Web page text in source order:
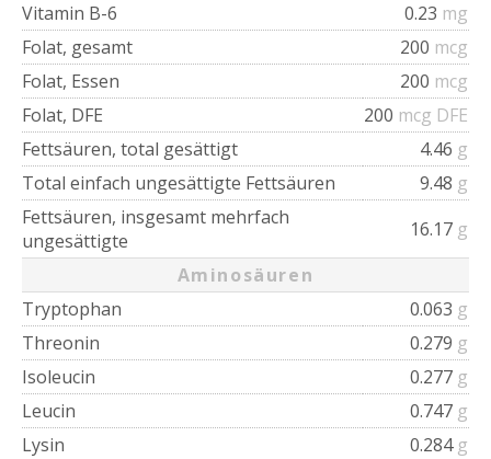
Vitamin B-6
0.23 mg
Folat, gesamt
200 mcg
Folat, Essen
200 mcg
Folat, DFE
200 mcg DFE
Fettsäuren, total gesättigt
4.46 g
Total einfach ungesättigte Fettsäuren
9.48 g
Fettsäuren, insgesamt mehrfach
ungesättigte
16.17 g
Aminosäuren
Tryptophan
0.063 g
Threonin
0.279 g
Isoleucin
0.277 g
Leucin
0.747 g
Lysin
0.284 g